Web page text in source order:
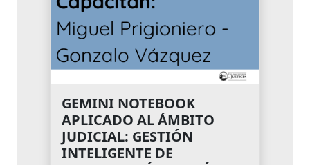
GEMINI NOTEBOOK
APLICADO AL ÁMBITO
JUDICIAL: GESTIÓN
INTELIGENTE DE